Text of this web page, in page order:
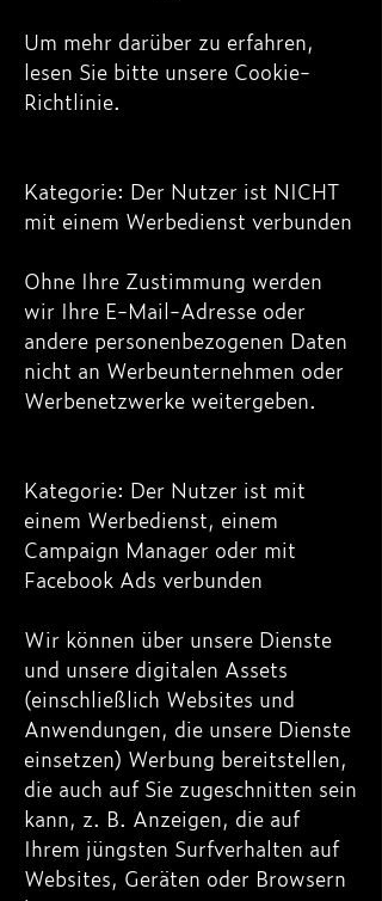
Um mehr darüber zu erfahren,
lesen Sie bitte unsere Cookie-
Richtlinie.
Kategorie: Der Nutzer ist NICHT
mit einem Werbedienst verbunden
Ohne Ihre Zustimmung werden
wir Ihre E-Mail-Adresse oder
andere personenbezogenen Daten
nicht an Werbeunternehmen oder
Werbenetzwerke weitergeben.
Kategorie: Der Nutzer ist mit
einem Werbedienst, einem
Campaign Manager oder mit
Facebook Ads verbunden
Wir können über unsere Dienste
und unsere digitalen Assets
(einschließlich Websites und
Anwendungen, die unsere Dienste
einsetzen) Werbung bereitstellen,
die auch auf Sie zugeschnitten sein
kann, z. B. Anzeigen, die auf
Ihrem jüngsten Surfverhalten auf
Websites, Geräten oder Browsern